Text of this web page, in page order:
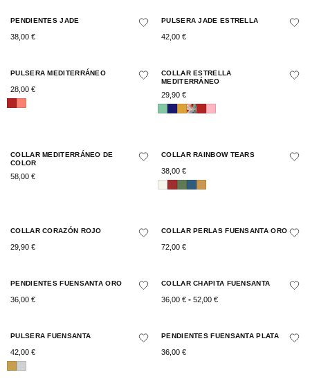
PENDIENTES JADE
38,00 €
PULSERA JADE ESTRELLA
42,00 €
PULSERA MEDITERRÁNEO
28,00 €
COLLAR ESTRELLA
MEDITERRÁNEO
29,90 €
COLLAR MEDITERRÁNEO DE
COLOR
58,00 €
COLLAR RAINBOW TEARS
38,00 €
COLLAR CORAZÓN ROJO
29,90 €
COLLAR PERLAS FUENSANTA ORO
72,00 €
PENDIENTES FUENSANTA ORO
36,00 €
COLLAR CHAPITA FUENSANTA
36,00 € - 52,00 €
PULSERA FUENSANTA
42,00 €
PENDIENTES FUENSANTA PLATA
36,00 €